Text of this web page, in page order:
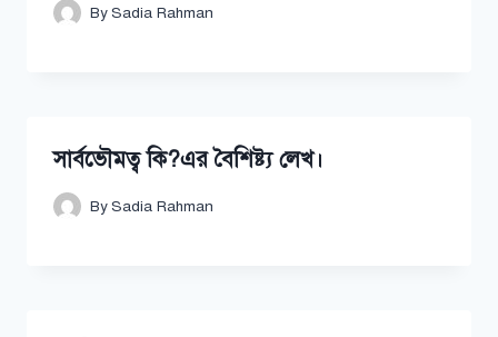
BySadia Rahman
সার্বভৌমত্ব কি?এর বৈশিষ্ট্য লেখ।
BySadia Rahman